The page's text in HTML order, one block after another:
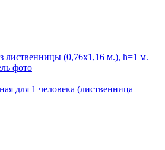
для 1 человека (лиственница